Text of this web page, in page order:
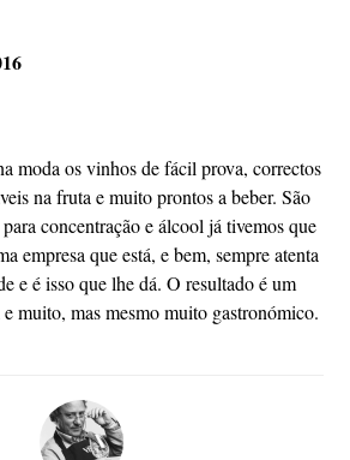
moda os vinhos de fácil prova, correctos
na fruta e muito prontos a beber. São
concentração e álcool já tivemos que
empresa que está, e bem, sempre atenta
e é isso que lhe dá. O resultado é um
muito, mas mesmo muito gastronómico.